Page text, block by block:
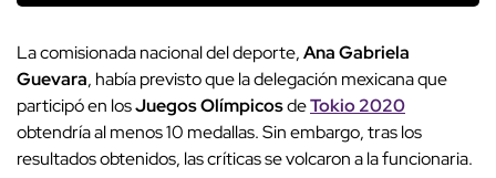
La comisionada nacional del deporte,Ana Gabriela
Guevara, había previsto que la delegación mexicana que
participó en losJuegos OlímpicosdeTokio 2020
obtendría al menos 10 medallas. Sin embargo, tras los
resultados obtenidos, las críticas se volcaron a la funcionaria.